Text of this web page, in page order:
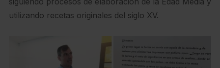
utilizando recetas originales del siglo XV.